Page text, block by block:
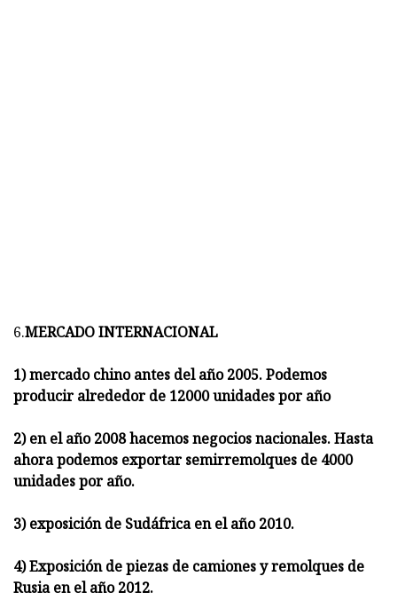
6.MERCADO INTERNACIONAL
1) mercado chino antes del año 2005. Podemos
producir alrededor de 12000 unidades por año
2) en el año 2008 hacemos negocios nacionales. Hasta
ahora podemos exportar semirremolques de 4000
unidades por año.
3) exposición de Sudáfrica en el año 2010.
4) Exposición de piezas de camiones y remolques de
Rusia en el año 2012.